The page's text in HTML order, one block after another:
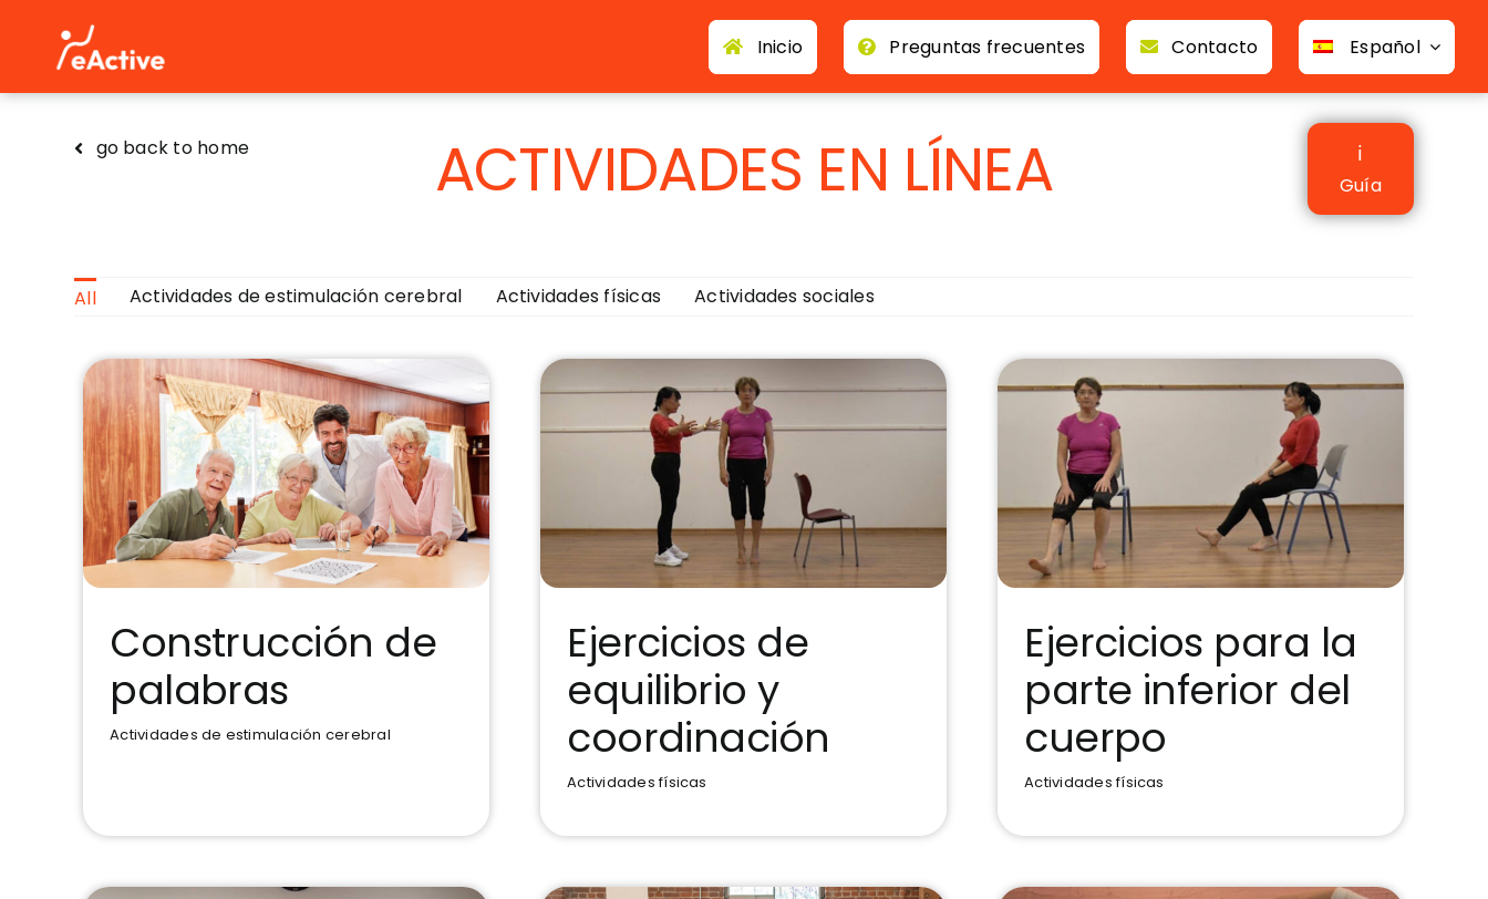
content
Inicio Preguntas frecuentes Contacto Español
go back to home ACTIVIDADES EN LÍNEA ℹ
Guía
All Actividades de estimulación cerebral Actividades físicas Actividades sociales
Construcción de palabras
Construcción de
palabras
Actividades de estimulación cerebral
Ejercicios de equilibrio y
coordinación
Ejercicios de
equilibrio y
coordinación
Actividades físicas
Ejercicios para la parte
inferior del cuerpo
Ejercicios para la
parte inferior del
cuerpo
Actividades físicas